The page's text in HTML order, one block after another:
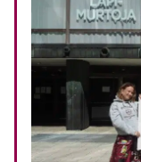
TO
LEGAL
AID
OPENINGS
HOURS
DURING
WEEK
18